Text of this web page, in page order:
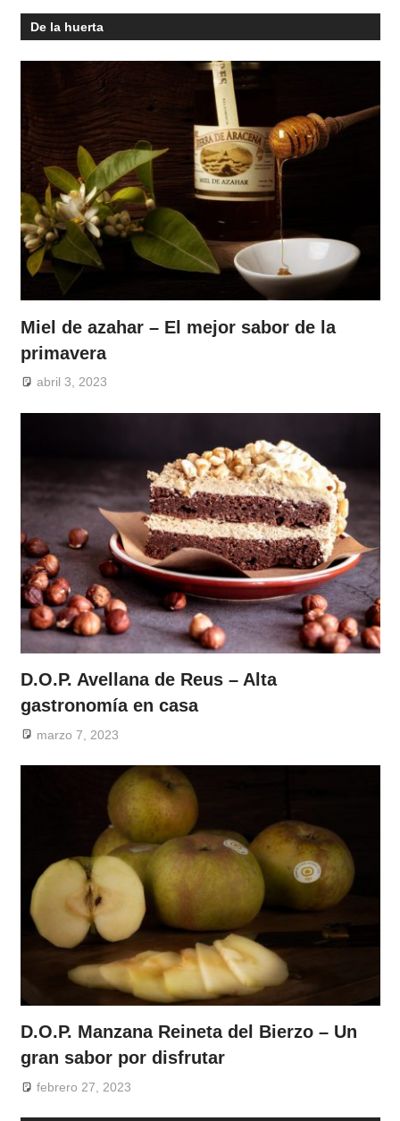
De la huerta
Miel de azahar – El mejor sabor de la
primavera
abril 3, 2023
D.O.P. Avellana de Reus – Alta
gastronomía en casa
marzo 7, 2023
D.O.P. Manzana Reineta del Bierzo – Un
gran sabor por disfrutar
febrero 27, 2023